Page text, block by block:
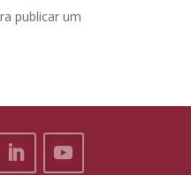
publicar um